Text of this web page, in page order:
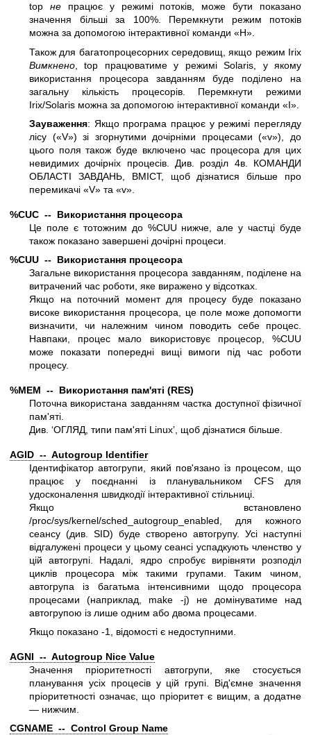
top непрацює у режимі потоків, може бути показано
значення більші за 100%. Перемкнути режим потоків
можна за допомогою інтерактивної команди «H».
Також для багатопроцесорних середовищ, якщо режим Irix
Вимкнено , top працюватиме у режимі Solaris, у якому
використання процесора завданням буде поділено на
загальну кількість процесорів. Перемкнути режими
Irix/Solaris можна за допомогою інтерактивної команди «I».
Зауваження: Якщо програма працює у режимі перегляду
лісу («V») зі згорнутими дочірніми процесами («v»), до
цього поля також буде включено час процесора для цих
невидимих дочірніх процесів. Див. розділ 4в. КОМАНДИ
ОБЛАСТІ ЗАВДАНЬ, ВМІСТ, щоб дізнатися більше про
перемикачі «V» та «v».
%CUC -- Використання процесора
Це поле є тотожним до %CUU нижче, але у частці буде
також показано завершені дочірні процеси.
%CUU -- Використання процесора
Загальне використання процесора завданням, поділене на
витрачений час роботи, яке виражено у відсотках.
Якщо на поточний момент для процесу буде показано
високе використання процесора, це поле може допомогти
визначити, чи належним чином поводить себе процес.
Навпаки, процес мало використовує процесор, %CUU
може показати попередні вищі вимоги під час роботи
процесу.
%MEM -- Використання пам'яті (RES)
Поточна використана завданням частка доступної фізичної
пам'яті.
Див. ‘ОГЛЯД, типи пам'яті Linux’, щоб дізнатися більше.
AGID -- Autogroup Identifier
Ідентифікатор автогрупи, який пов'язано із процесом, що
працює у поєднанні із планувальником CFS для
удосконалення швидкодії інтерактивної стільниці.
Якщо встановлено
/proc/sys/kernel/sched_autogroup_enabled, для кожного
сеансу (див. SID) буде створено автогрупу. Усі наступні
відгалужені процеси у цьому сеансі успадкують членство у
цій автогрупі. Надалі, ядро спробує вирівняти розподіл
циклів процесора між такими групами. Таким чином,
автогрупа із багатьма інтенсивними щодо процесора
процесами (наприклад, make -j) не домінуватиме над
автогрупою із лише одним або двома процесами.
Якщо показано -1, відомості є недоступними.
AGNI -- Autogroup Nice Value
Значення пріоритетності автогрупи, яке стосується
планування усіх процесів у цій групі. Від'ємне значення
пріоритетності означає, що пріоритет є вищим, а додатне
— нижчим.
CGNAME -- Control Group Name